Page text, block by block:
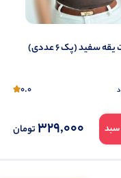
در مورد این کالا نظر دهید.
صورت ناشناس نیز دیدگاه خود را ثبت کنید.
سفید (پک 6 عددی)
0.0
سبد 329,000تومان